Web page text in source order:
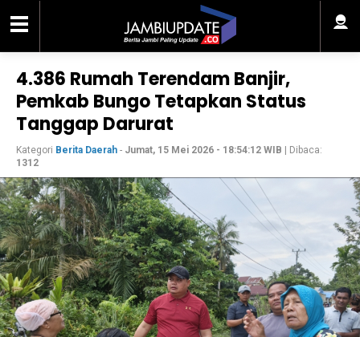
4.386 Rumah Terendam Banjir,
Pemkab Bungo Tetapkan Status
Tanggap Darurat
Kategori Berita Daerah - Jumat, 15 Mei 2026 - 18:54:12 WIB | Dibaca:
1312